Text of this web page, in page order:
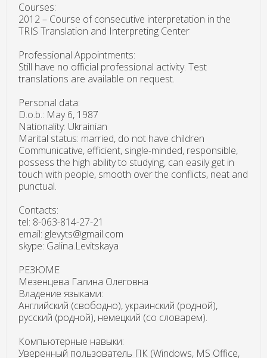
Courses:
2012 – Course of consecutive interpretation in the
TRIS Translation and Interpreting Center
Professional Appointments:
Still have no official professional activity. Test
translations are available on request.
Personal data:
D.o.b.: May 6, 1987
Nationality: Ukrainian
Marital status: married, do not have children
Communicative, efficient, single-minded, responsible,
possess the high ability to studying, can easily get in
touch with people, smooth over the conflicts, neat and
punctual.
Contacts:
tel: 8-063-814-27-21
email: glevyts@gmail.com
skype: Galina.Levitskaya
РЕЗЮМЕ
Мезенцева Галина Олеговна
Владение языками:
Английский (свободно), украинский (родной),
русский (родной), немецкий (со словарем).
Компьютерные навыки:
Уверенный пользователь ПК (Windows, MS Office,